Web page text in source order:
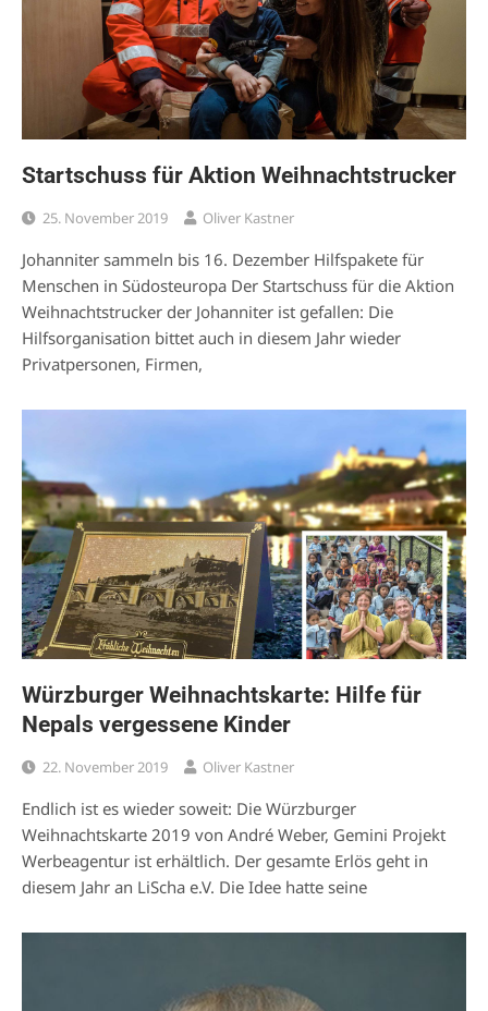
Startschuss für Aktion Weihnachtstrucker
25. November 2019 Oliver Kastner
Johanniter sammeln bis 16. Dezember Hilfspakete für
Menschen in Südosteuropa Der Startschuss für die Aktion
Weihnachtstrucker der Johanniter ist gefallen: Die
Hilfsorganisation bittet auch in diesem Jahr wieder
Privatpersonen, Firmen,
Würzburger Weihnachtskarte: Hilfe für
Nepals vergessene Kinder
22. November 2019 Oliver Kastner
Endlich ist es wieder soweit: Die Würzburger
Weihnachtskarte 2019 von André Weber, Gemini Projekt
Werbeagentur ist erhältlich. Der gesamte Erlös geht in
diesem Jahr an LiScha e.V. Die Idee hatte seine